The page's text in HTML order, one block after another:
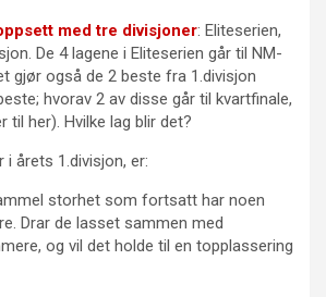
med tre divisjoner: Eliteserien,
De 4 lagene i Eliteserien går til NM-
gjør også de 2 beste fra 1.divisjon
hvorav 2 av disse går til kvartfinale,
til her). Hvilke lag blir det?
i årets 1.divisjon, er:
storhet som fortsatt har noen
Drar de lasset sammen med
og vil det holde til en topplassering